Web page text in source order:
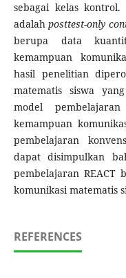
sebagai kelas
adalahposttest-only
berupa data
kemampuan
hasil penelitian
matematis siswa
model
kemampuan
pembelajaran
dapat disimpulkan
pembelajaran REACT
komunikasi matematis
REFERENCES